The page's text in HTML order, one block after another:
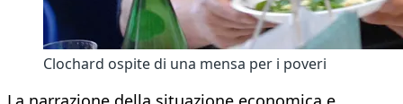
Clochard ospite di una mensa per i poveri